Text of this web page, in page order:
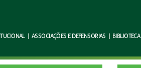
| ASSOCIAÇÕES EDEFENSORIAS | BIBLIOTECA